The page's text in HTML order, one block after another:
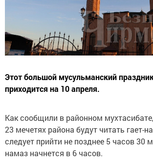
Этот большой мусульманский
приходится на 10 апреля.
Как сообщили в районном
23 мечетях района будут читать гает-
следует прийти не позднее 5 часов 30
намаз начнется в 6 часов.